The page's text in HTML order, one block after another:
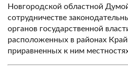
Новгородской областной
сотрудничестве
органов государственной
расположенных в районах
приравненных к ним